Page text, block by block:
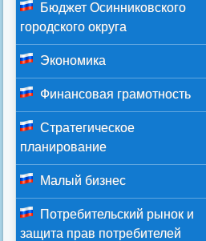
Бюджет Осинниковского
городского округа
Экономика
Финансовая грамотность
Стратегическое
планирование
Малый бизнес
Потребительский рынок и
защита прав потребителей